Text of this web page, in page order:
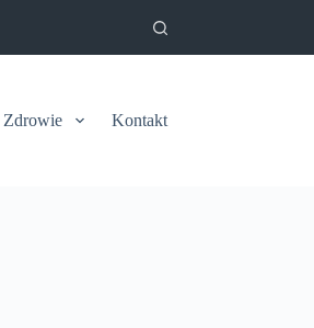
Zdrowie Kontakt